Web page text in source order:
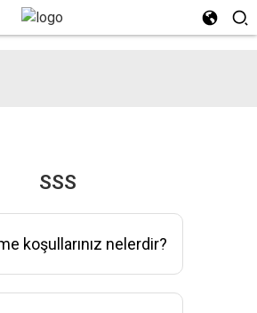
SSS
koşullarınız nelerdir?